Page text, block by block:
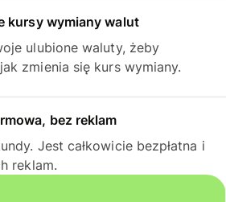
kursy wymiany walut
ulubione waluty, żeby
zmienia się kurs wymiany.
bez reklam
Jest całkowicie bezpłatna i
reklam.